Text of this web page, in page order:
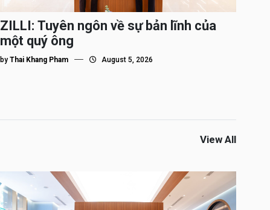
ZILLI: Tuyên ngôn về sự bản lĩnh của
một quý ông
byThai Khang Pham August 5, 2026
View All